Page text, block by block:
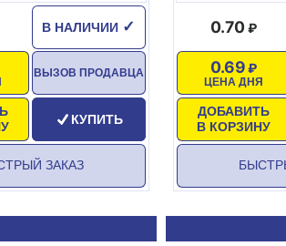
В НАЛИЧИИ ✓
ВЫЗОВ ПРОДАВЦА
КУПИТЬ
ЗАКАЗ
0.70
ЦЕНА ДНЯ
0.69
ДОБАВИТЬ
В КОРЗИНУ